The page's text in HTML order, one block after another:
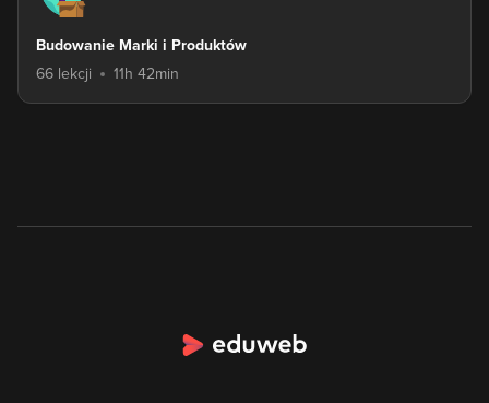
Budowanie Marki i Produktów
66 lekcji
11h 42min